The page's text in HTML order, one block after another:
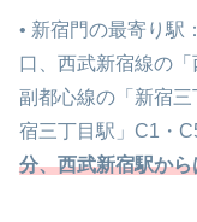
• 新宿門の最寄り駅
口、西武新宿線の
副都心線の「新宿
宿三丁目駅」C1・
分、西武新宿駅か